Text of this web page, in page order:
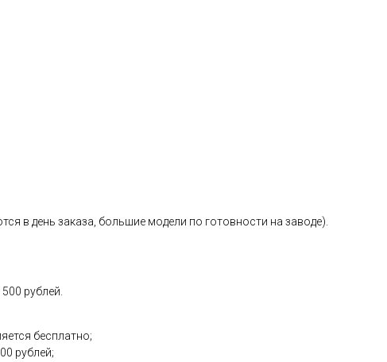
в день заказа, большие модели по готовности на заводе).
рублей.
бесплатно;
рублей;